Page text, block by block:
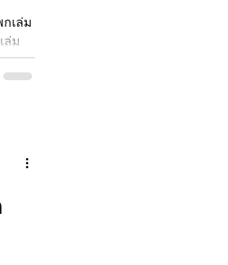
เล่ม
ล่ม
ำนำ